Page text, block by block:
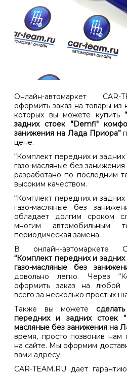
Онлайн-автомаркет CAR-
оформить заказ на товары из
которых вы можете купить
задних стоек "Demfi"
занижения на Лада Приора”
цене.
“Комплект передних и
газо-масляные без
разработано по последним
высоким качеством.
“Комплект передних и
газо-масляные без
обладает долгим сроком
многим автомобильным
периодическая замена.
В онлайн-автомаркете
“Комплект передних и
газо-масляные без
довольно легко. Через
оформить заказ на любой
всего за несколько простых
Также вы можете
передних и задних стоек
масляные без занижения на
время, просто позвонив нам
на сайте. Мы оформим
вами адресу.
CAR-TEAM.RU дает